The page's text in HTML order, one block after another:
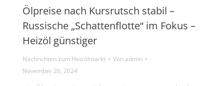
Ölpreise nach Kursrutsch stabil –
Russische „Schattenflotte“ im Fokus –
Heizöl günstiger
Nachrichten zum Heizölmarkt Vonadmin
November 26, 2024